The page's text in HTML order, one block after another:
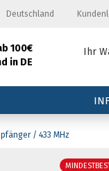
Deutschland
100€
in DE
Ihr
/ 433 MHz